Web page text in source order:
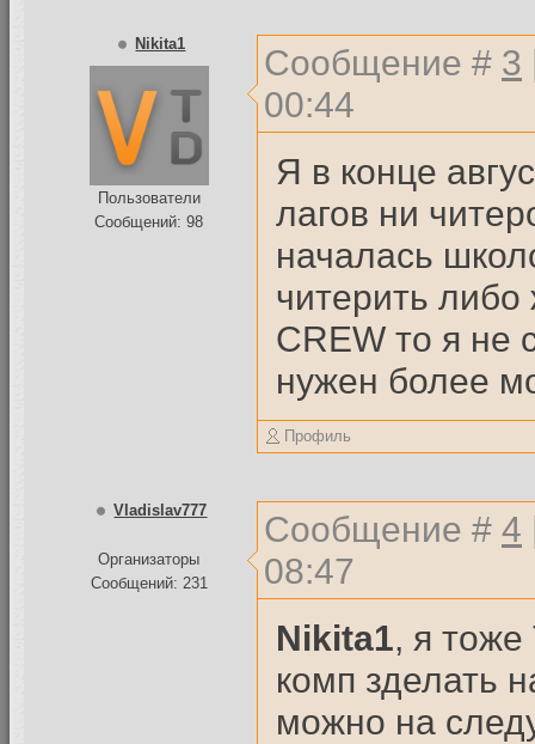
Nikita1
Пользователи
Сообщений: 98
Сообщение # 3
00:44
Я в конце
лагов ни
началась
читерить либо
CREW то я не
нужен более
Профиль
Vladislav777
Организаторы
Сообщений: 231
Сообщение # 4
08:47
Nikita1, я тоже
комп зделать
можно на